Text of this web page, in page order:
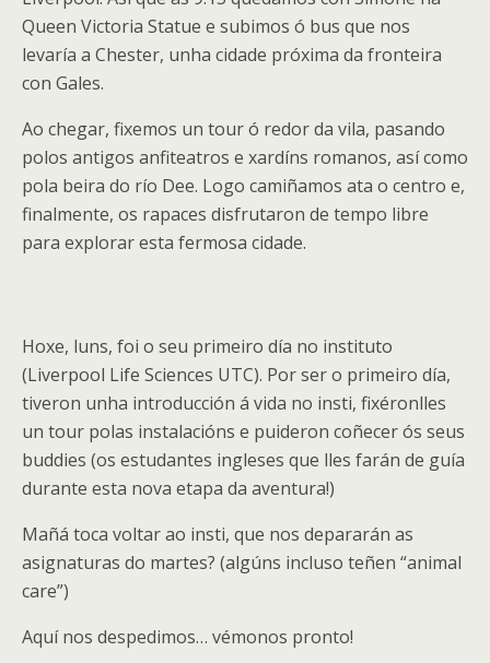
Queen Victoria Statue e subimos ó bus que nos
levaría a Chester, unha cidade próxima da fronteira
con Gales.
Ao chegar, fixemos un tour ó redor da vila, pasando
polos antigos anfiteatros e xardíns romanos, así como
pola beira do río Dee. Logo camiñamos ata o centro e,
finalmente, os rapaces disfrutaron de tempo libre
para explorar esta fermosa cidade.
Hoxe, luns, foi o seu primeiro día no instituto
(Liverpool Life Sciences UTC). Por ser o primeiro día,
tiveron unha introducción á vida no insti, fixéronlles
un tour polas instalacións e puideron coñecer ós seus
buddies (os estudantes ingleses que lles farán de guía
durante esta nova etapa da aventura!)
Mañá toca voltar ao insti, que nos depararán as
asignaturas do martes? (algúns incluso teñen “animal
care”)
Aquí nos despedimos… vémonos pronto!